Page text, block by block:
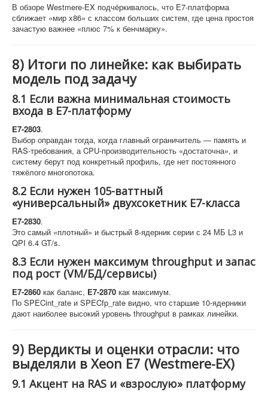
В обзоре Westmere-EX подчёркивалось, что E7-платформа
сближает «мир x86» с классом больших систем, где цена простоя
зачастую важнее «плюс 7% к бенчмарку».
8) Итоги по линейке: как выбирать
модель под задачу
8.1 Если важна минимальная стоимость
входа в E7-платформу
E7-2803.
Выбор оправдан тогда, когда главный ограничитель — память и
RAS-требования, а CPU-производительность «достаточна», и
систему берут под конкретный профиль, где нет постоянного
тяжёлого многопотока.
8.2 Если нужен 105-ваттный
«универсальный» двухсокетник E7-класса
E7-2830.
Это самый «плотный» и быстрый 8-ядерник серии с 24 МБ L3 и
QPI 6.4 GT/s.
8.3 Если нужен максимум throughput и запас
под рост (VM/БД/сервисы)
E7-2860 как баланс, E7-2870 как максимум.
По SPECint_rate и SPECfp_rate видно, что старшие 10-ядерники
дают наиболее высокий уровень throughput в рамках линейки.
9) Вердикты и оценки отрасли: что
выделяли в Xeon E7 (Westmere-EX)
9.1 Акцент на RAS и «взрослую» платформу